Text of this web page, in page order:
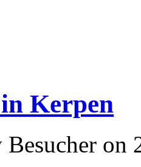
Kerpen
on